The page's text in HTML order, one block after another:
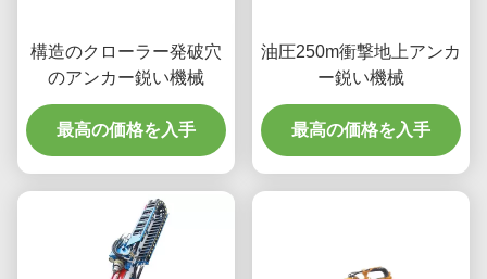
構造のクローラー発破穴
のアンカー鋭い機械
最高の価格を入手
油圧250m衝撃地上アンカ
ー鋭い機械
最高の価格を入手